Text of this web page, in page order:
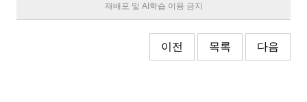
재배포 및 AI학습 이용 금지
이전 목록 다음